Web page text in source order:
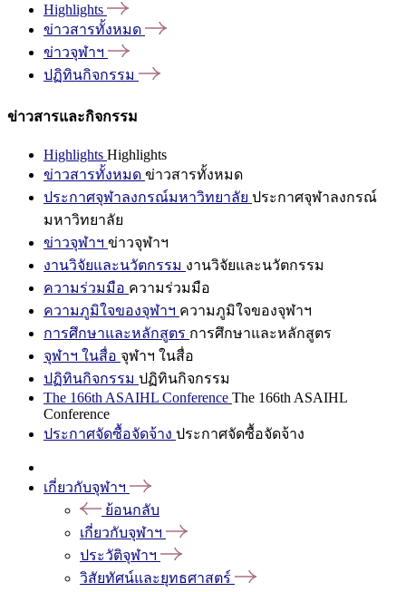
Highlights
ข่าวสารทั้งหมด
ข่าวจุฬาฯ
ปฏิทินกิจกรรม
ข่าวสารและกิจกรรม
Highlights Highlights
ข่าวสารทั้งหมด ข่าวสารทั้งหมด
ประกาศจุฬาลงกรณ์มหาวิทยาลัย ประกาศจุฬาลงกรณ์
มหาวิทยาลัย
ข่าวจุฬาฯ ข่าวจุฬาฯ
งานวิจัยและนวัตกรรม งานวิจัยและนวัตกรรม
ความร่วมมือ ความร่วมมือ
ความภูมิใจของจุฬาฯ ความภูมิใจของจุฬาฯ
การศึกษาและหลักสูตร การศึกษาและหลักสูตร
จุฬาฯ ในสื่อ จุฬาฯ ในสื่อ
ปฏิทินกิจกรรม ปฏิทินกิจกรรม
The 166th ASAIHL Conference The 166th ASAIHL
Conference
ประกาศจัดซื้อจัดจ้าง ประกาศจัดซื้อจัดจ้าง
เกี่ยวกับจุฬาฯ
ย้อนกลับ
เกี่ยวกับจุฬาฯ
ประวัติจุฬาฯ
วิสัยทัศน์และยุทธศาสตร์